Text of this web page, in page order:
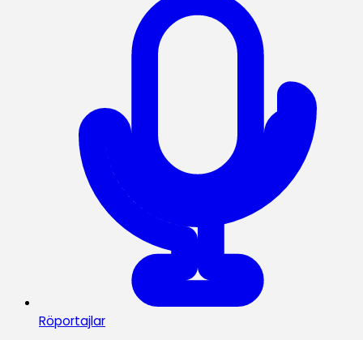
Röportajlar